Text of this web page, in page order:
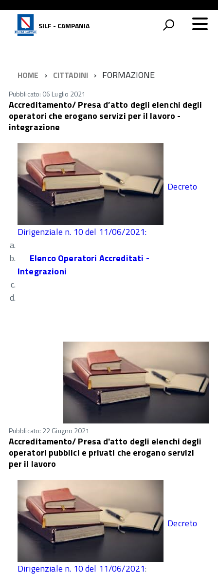
SILF - CAMPANIA
HOME CITTADINI FORMAZIONE
Pubblicato: 06 Luglio 2021
Accreditamento/ Presa d’atto degli elenchi degli
operatori che erogano servizi per il lavoro -
integrazione
Decreto
Dirigenziale n. 10 del 11/06/2021:
Elenco Operatori Accreditati -
Integrazioni
Pubblicato: 22 Giugno 2021
Accreditamento/ Presa d'atto degli elenchi degli
operatori pubblici e privati che erogano servizi
per il lavoro
Decreto
Dirigenziale n. 10 del 11/06/2021: